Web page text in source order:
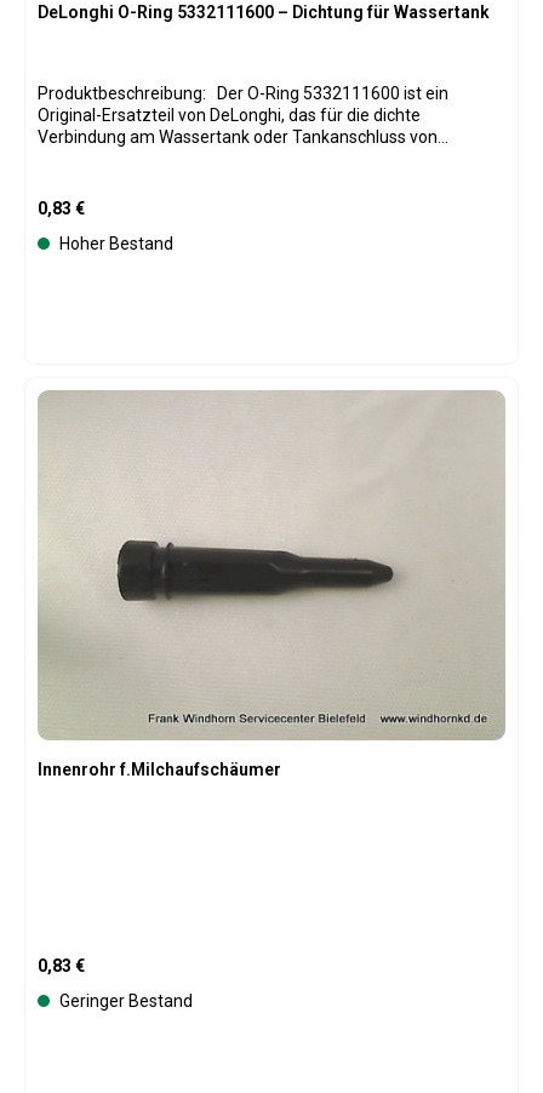
DeLonghi O-Ring 5332111600 – Dichtung für Wassertank
Produktbeschreibung: Der O-Ring 5332111600 ist ein
Original-Ersatzteil von DeLonghi, das für die dichte
Verbindung am Wassertank oder Tankanschluss von
Maschine zuverlässig Wasser zieht und die
Kaffeezubereitung ohne Unterbrechungen funktioniert.
Dieser O-Ring ist besonders wichtig für den sicheren Betrieb
Abmessungen: Innendurchmesser ca. 6,8 mm,
Regulärer Preis:
0,83 €
Hoher Bestand
Innenrohr f.Milchaufschäumer
Regulärer Preis:
0,83 €
Geringer Bestand